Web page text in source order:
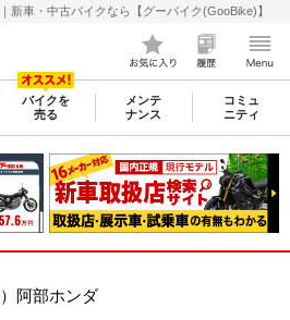
新車・中古バイクなら【グーバイク(GooBike)】
バイクを
売る
メンテ
ナンス
コミュ
ニティ
）阿部ホンダ